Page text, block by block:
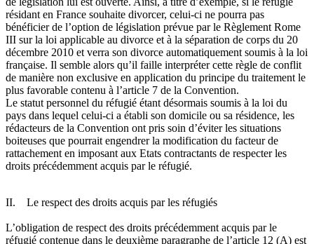
résidant en France souhaite divorcer, celui-ci ne pourra pas
bénéficier de l’option de législation prévue par le Règlement Rome
III sur la loi applicable au divorce et à la séparation de corps du 20
décembre 2010 et verra son divorce automatiquement soumis à la loi
française. Il semble alors qu’il faille interpréter cette règle de conflit
de manière non exclusive en application du principe du traitement le
plus favorable contenu à l’article 7 de la Convention.
Le statut personnel du réfugié étant désormais soumis à la loi du
pays dans lequel celui-ci a établi son domicile ou sa résidence, les
rédacteurs de la Convention ont pris soin d’éviter les situations
boiteuses que pourrait engendrer la modification du facteur de
rattachement en imposant aux Etats contractants de respecter les
droits précédemment acquis par le réfugié.
II. Le respect des droits acquis par les réfugiés
L’obligation de respect des droits précédemment acquis par le
réfugié contenue dans le deuxième paragraphe de l’article 12 (A) est